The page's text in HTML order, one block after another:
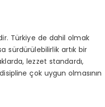
Türkiye de dahil olmak
sürdürülebilirlik artık bir
lezzet standardı,
çok uygun olmasının